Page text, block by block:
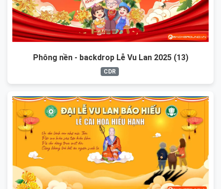
Phông nền - backdrop Lễ Vu Lan 2025 (13)
CDR